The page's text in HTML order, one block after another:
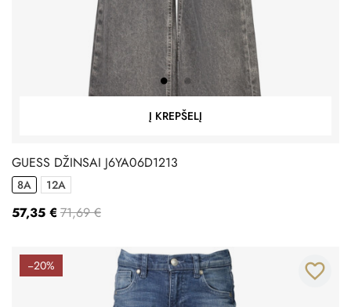
Į KREPŠELĮ
GUESS DŽINSAI J6YA06D1213
8A 12A
57,35 € 71,69 €
−20% favorite_border